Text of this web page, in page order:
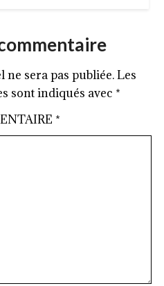
sera pas publiée. Les
sont indiqués avec *
*